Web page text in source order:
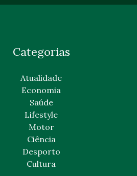
Categorias
Atualidade
Economia
Saúde
Lifestyle
Motor
Ciência
Desporto
Cultura